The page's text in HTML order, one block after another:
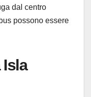
dal centro
possono essere
Isla